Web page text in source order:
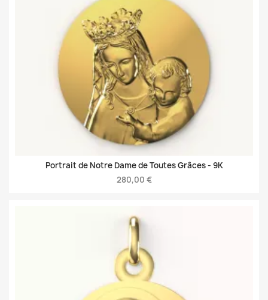
Portrait de Notre Dame de Toutes Grâces - 9K
280,00 €